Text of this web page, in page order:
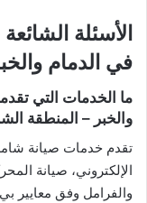
الأسئلة
في الدمام
ما الخدمات التي
والخبر – المنطقة
تقدم خدمات صيانة
الإلكتروني، صيانة
والفرامل وفق معايير بي